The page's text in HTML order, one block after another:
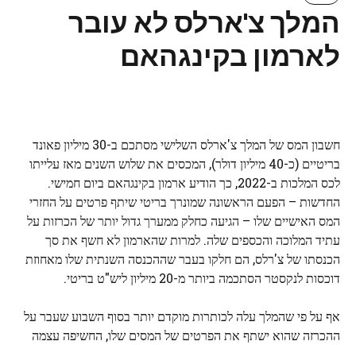
המלך צ'ארלס לא עובר
לארמון בקינגהאם
חשבון המס של המלך צ'ארלס השלישי מסתכם ב-30 מיליון פאונד
בריטיים (כ-40 מיליון דולר), המכסים את שלוש השנים מאז עלייתו
לכס המלכות ב-2022, כך הודיע ​​ארמון בקינגהאם ביום חמישי.
החדשות – הפעם הראשונה שמונרך בריטי שיתף פרטים על החזרי
המס האישיים שלו – הגיעה כחלק ממערך גדול יותר של הכרזות על
עתיד המלוכה והכספים שלה. למרות שהארמון לא חשף את סך
הכנסתו של צ'רלס, הם חלקו בעבר שההכנסה השנתית שלו מאחוזת
דוכסות לנקסטר הסתכמה ביותר מ-20 מיליון ליש"ט בריטי.
אף על פי שהמלך עלה לכותרות מוקדם יותר בסוף השבוע שעבר על
ההכרזה שהוא ישתף את הפרטים של המסים שלו, החשיפה עצמה